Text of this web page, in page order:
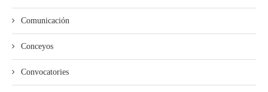
Comunicación
Conceyos
Convocatories